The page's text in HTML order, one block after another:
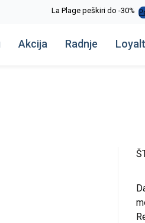
La Plage peškiri do -30%
Akcija Radnje